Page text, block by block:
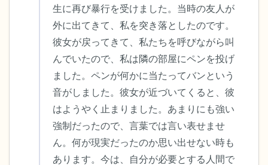
生に再び暴行を受けました。当時の友人が
外に出てきて、私を突き落としたのです。
彼女が戻ってきて、私たちを呼びながら叫
んでいたので、私は隣の部屋にペンを投げ
ました。ペンが何かに当たってバンという
音がしました。彼女が近づいてくると、彼
はようやく止まりました。あまりにも強い
強制だったので、言葉では言い表せませ
ん。何が現実だったのか思い出せない時も
あります。今は、自分が必要とする人間で